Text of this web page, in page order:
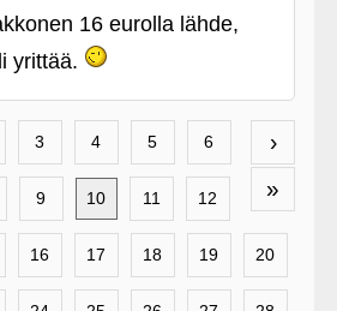
16 eurolla lähde,
yrittää.
›
»
3 4 5 6
9 10 11 12
16 17 18 19 20